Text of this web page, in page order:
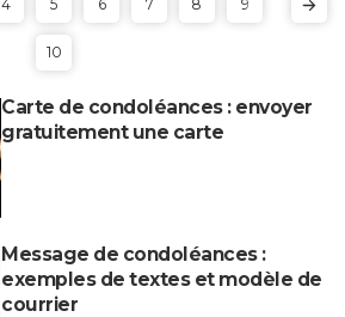
4 5 6 7 8 9
10
Carte de condoléances : envoyer
gratuitement une carte
Message de condoléances :
exemples de textes et modèle de
courrier